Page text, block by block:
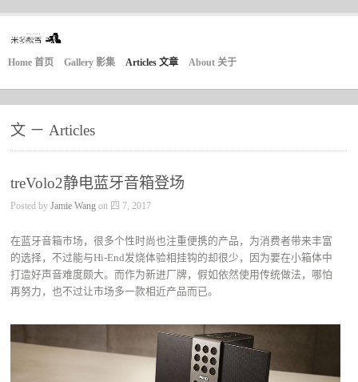
Home 首页 Gallery 影集 Articles 文章 About 关于
文 － Articles
treVolo2静电蓝牙音箱登场
Posted byJamie Wang on 四 7, 2017
在蓝牙音箱市场，很多个性时尚也注重便携的产品，为消费者带来丰富
的选择，不过能与Hi-End发烧体验相挂钩的却很少，因为要在小箱体中
打造好声音难度颇大。而作为新进厂牌，假如依然使用传统做法，哪怕
再努力，也不过让市场多一款相近产品而已。